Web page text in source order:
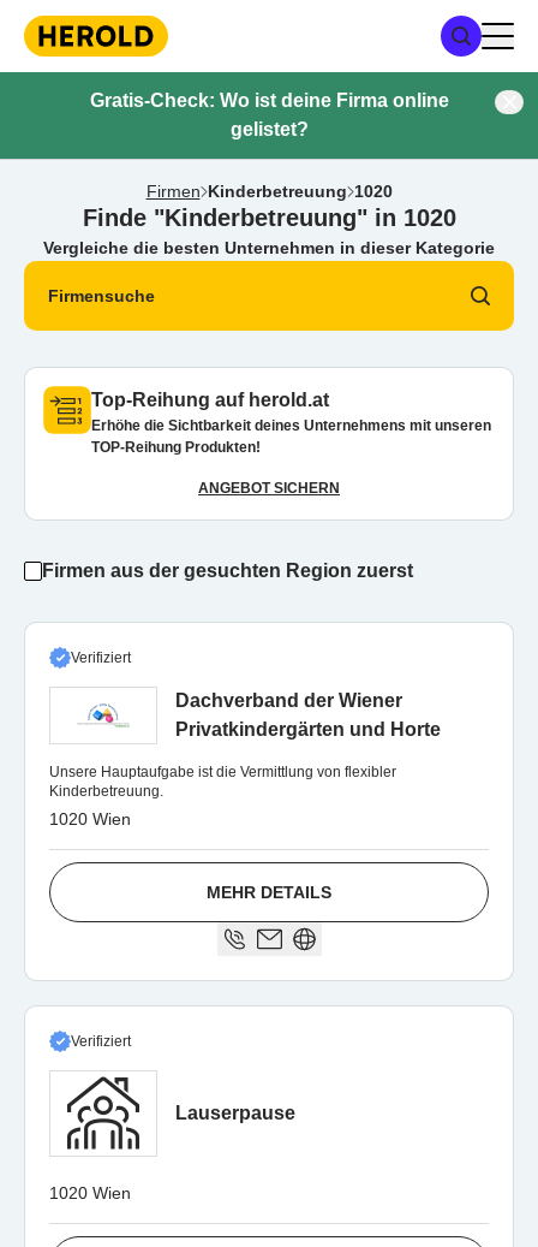
Gratis-Check: Wo ist deine Firma online
gelistet?
Firmen Kinderbetreuung 1020
Finde "Kinderbetreuung" in 1020
Vergleiche die besten Unternehmen in dieser Kategorie
Firmensuche
Top-Reihung auf herold.at
Erhöhe die Sichtbarkeit deines Unternehmens mit unseren
TOP-Reihung Produkten!
ANGEBOT SICHERN
Firmen aus der gesuchten Region zuerst
Verifiziert
Dachverband der Wiener
Privatkindergärten und Horte
Unsere Hauptaufgabe ist die Vermittlung von flexibler
Kinderbetreuung.
1020 Wien
MEHR DETAILS
Verifiziert
Lauserpause
1020 Wien